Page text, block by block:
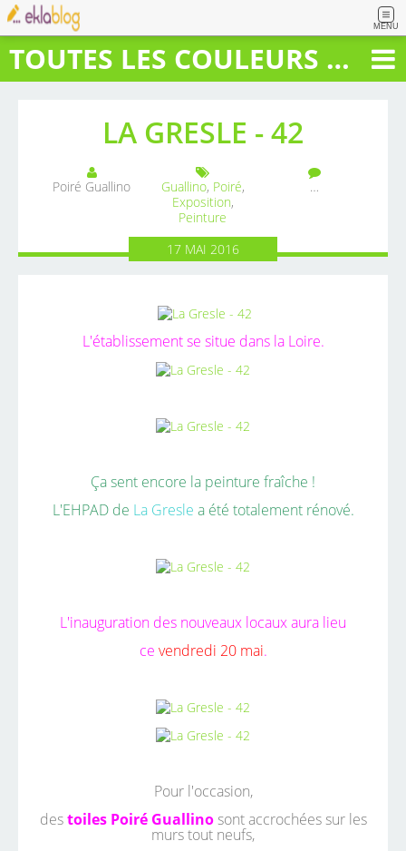
MENU
TOUTES LES COULEURS DU BONHEUR
LA GRESLE - 42
Poiré Guallino Guallino, Poiré,
Exposition,
Peinture
…
17 MAI 2016
L'établissement se situe dans la Loire.
Ça sent encore la peinture fraîche !
L'EHPAD de La Gresle a été totalement rénové.
L'inauguration des nouveaux locaux aura lieu
ce vendredi 20 mai.
Pour l'occasion,
destoiles Poiré Guallino sont accrochées sur les
murs tout neufs,